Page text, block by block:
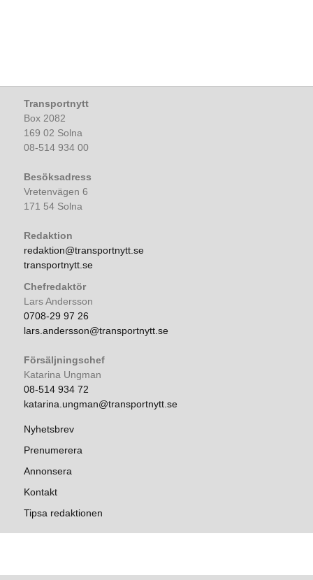
Transportnytt
Box 2082
169 02 Solna
08-514 934 00
Besöksadress
Vretenvägen 6
171 54 Solna
Redaktion
redaktion@transportnytt.se
transportnytt.se
Chefredaktör
Lars Andersson
0708-29 97 26
lars.andersson@transportnytt.se
Försäljningschef
Katarina Ungman
08-514 934 72
katarina.ungman@transportnytt.se
Nyhetsbrev
Prenumerera
Annonsera
Kontakt
Tipsa redaktionen